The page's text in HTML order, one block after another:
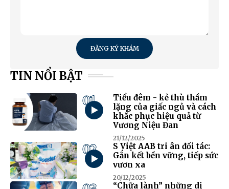
ĐĂNG KÝ KHÁM
TIN NỔI BẬT
01
Tiểu đêm - kẻ thù thầm
lặng của giấc ngủ và cách
khắc phục hiệu quả từ
Vương Niệu Đan
21/12/2025
02
S Việt AAB tri ân đối tác:
Gắn kết bền vững, tiếp sức
vươn xa
20/12/2025
“Chữa lành” những di